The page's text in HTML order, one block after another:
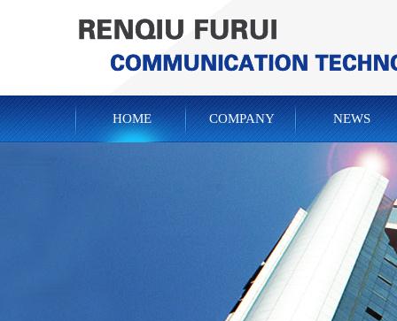
HOME COMPANY NEWS